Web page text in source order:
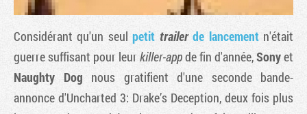
Considérant qu'un seulpetit trailerde lancementn'était
guerre suffisant pour leurkiller-appde fin d'année,Sonyet
Naughty Dog nous gratifient d'une seconde bande-
annonce d'Uncharted 3: Drake’s Deception, deux fois plus
Tribune